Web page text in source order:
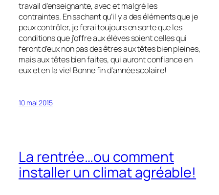
travail d’enseignante, avec et malgré les
contraintes. En sachant qu’il y a des éléments que je
peux contrôler, je ferai toujours en sorte que les
conditions que j’offre aux élèves soient celles qui
feront d’eux non pas des êtres aux têtes bien pleines,
mais aux têtes bien faites, qui auront confiance en
eux et en la vie! Bonne fin d’année scolaire!
10 mai 2015
La rentrée…ou comment
installer un climat agréable!